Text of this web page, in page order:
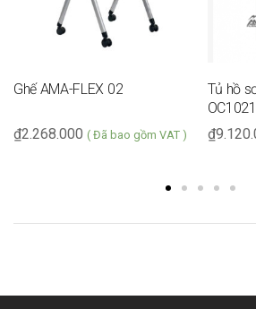
Ghế AMA-FLEX 02
2.268.000
₫ ( Đã bao gồm VAT )
Tủ hồ
₫